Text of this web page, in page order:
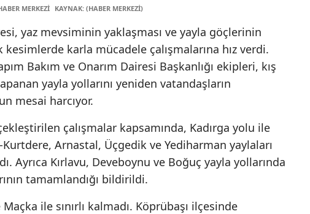
Giresun
Gümüşhane
Isparta
Mersin
MERKEZİ KAYNAK: (HABER MERKEZİ)
yaz mevsiminin yaklaşması ve yayla göçlerinin
karla mücadele çalışmalarına hız verdi.
Bakım ve Onarım Dairesi Başkanlığı ekipleri, kış
yayla yollarını yeniden vatandaşların
mesai harcıyor.
çalışmalar kapsamında, Kadırga yolu ile
Arnastal, Üçgedik ve Yediharman yaylaları
Ayrıca Kırlavu, Deveboynu ve Boğuç yayla yollarında
tamamlandığı bildirildi.
ile sınırlı kalmadı. Köprübaşı ilçesinde